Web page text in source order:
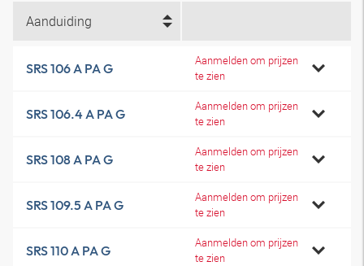
Aanduiding
SRS 106 A PA G
Aanmelden om prijzen
te zien
SRS 106.4 A PA G
Aanmelden om prijzen
te zien
SRS 108 A PA G
Aanmelden om prijzen
te zien
SRS 109.5 A PA G
Aanmelden om prijzen
te zien
SRS 110 A PA G
Aanmelden om prijzen
te zien